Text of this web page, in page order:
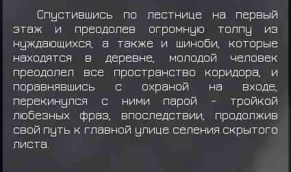
Макимоно
Узумаки Сатору получил награду за
миссию ранга D
Хатаке Какаши получил награду за миссию
ранга A
Учиха Итачи получил награду за миссию
ранга A
Спустившись по лестнице на первый
этаж и преодолев огромную толпу из
нуждающихся, а также и шиноби, которые
находятся в деревне, молодой человек
преодолел все пространство коридора, и
поравнявшись с охраной на входе,
перекинулся с ними парой - тройкой
любезных фраз, впоследствии, продолжив
свой путь к главной улице селения скрытого
листа.